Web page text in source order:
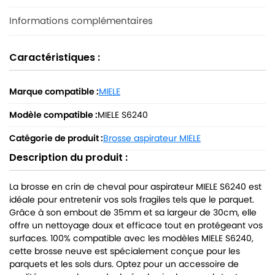
Informations complémentaires
Caractéristiques :
Marque compatible :MIELE
Modèle compatible :MIELE S6240
Catégorie de produit :Brosse aspirateur MIELE
Description du produit :
La brosse en crin de cheval pour aspirateur MIELE S6240 est
idéale pour entretenir vos sols fragiles tels que le parquet.
Grâce à son embout de 35mm et sa largeur de 30cm, elle
offre un nettoyage doux et efficace tout en protégeant vos
surfaces. 100% compatible avec les modèles MIELE S6240,
cette brosse neuve est spécialement conçue pour les
parquets et les sols durs. Optez pour un accessoire de